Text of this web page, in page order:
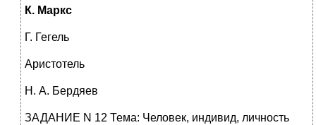
К. Маркс
Г. Гегель
Аристотель
Н. А. Бердяев
ЗАДАНИЕ N 12 Тема: Человек, индивид, личность